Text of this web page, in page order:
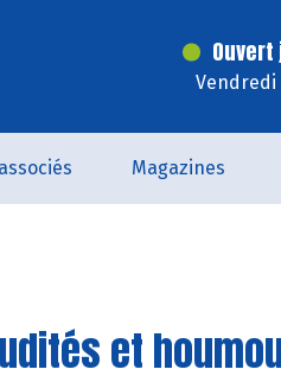
Vendredi
Magazines
et